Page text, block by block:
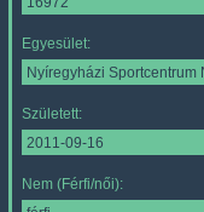
Egyesület:
Született:
Nem (Férfi/női):